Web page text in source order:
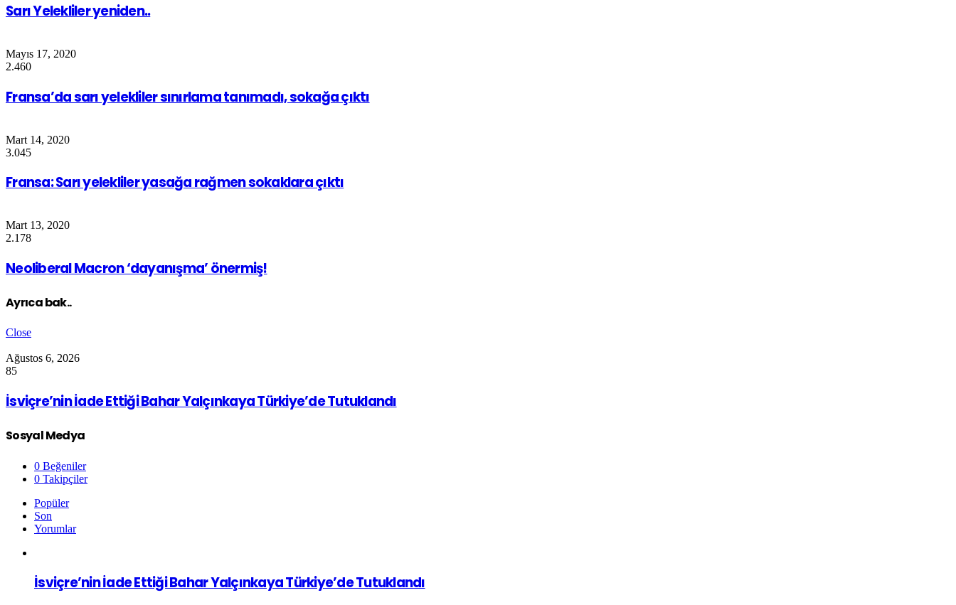
Sarı Yelekliler yeniden..
Mayıs 17, 2020
2.460
Fransa’da sarı yelekliler sınırlama tanımadı, sokağa çıktı
Mart 14, 2020
3.045
Fransa: Sarı yelekliler yasağa rağmen sokaklara çıktı
Mart 13, 2020
2.178
Neoliberal Macron ‘dayanışma’ önermiş!
Ayrıca bak..
Close
Ağustos 6, 2026
85
İsviçre’nin İade Ettiği Bahar Yalçınkaya Türkiye’de Tutuklandı
Sosyal Medya
0 Beğeniler
0 Takipçiler
Popüler
Son
Yorumlar
İsviçre’nin İade Ettiği Bahar Yalçınkaya Türkiye’de Tutuklandı